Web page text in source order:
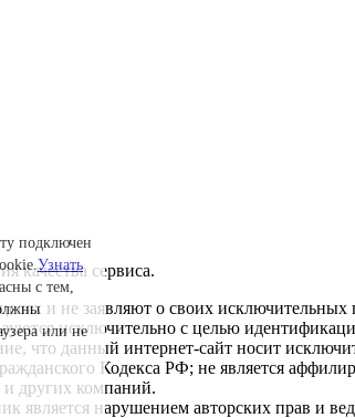
качества сервиса.
и не заявляют о своих исключительных
исключительно с целью
что данный интернет-сайт носит
Кодекса РФ; не является
и других компаний.
нарушением авторских прав и
подключен
Узнать
с тем,
или не